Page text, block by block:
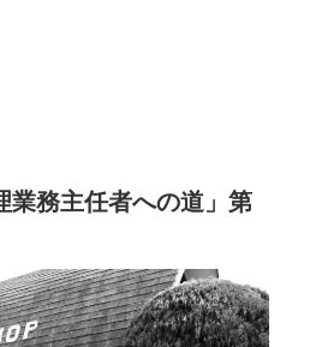
業務主任者への道」第